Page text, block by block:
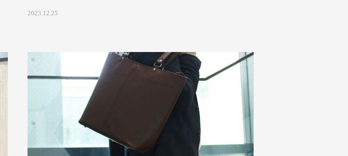
2023.12.25